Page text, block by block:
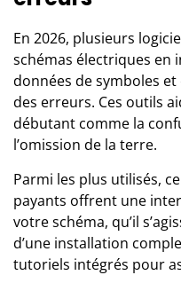
En 2026, plusieurs
schémas électriques en
données de symboles
des erreurs. Ces outils
débutant comme la
l’omission de la terre.
Parmi les plus utilisés,
payants offrent une
votre schéma, qu’il
d’une installation
tutoriels intégrés pour